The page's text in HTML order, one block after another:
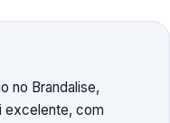
no Brandalise,
excelente, com